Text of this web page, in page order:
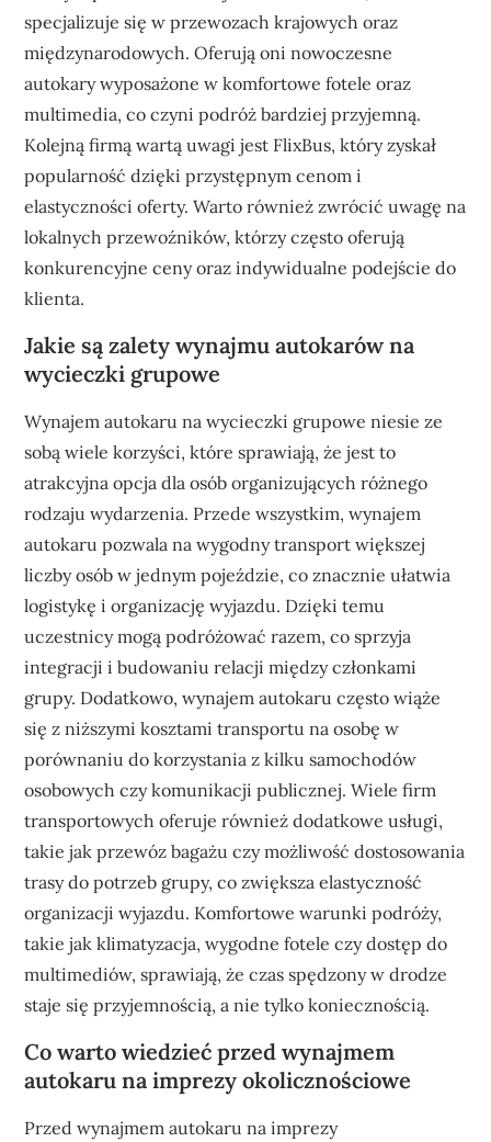
specjalizuje się w przewozach krajowych oraz
międzynarodowych. Oferują oni nowoczesne
autokary wyposażone w komfortowe fotele oraz
multimedia, co czyni podróż bardziej przyjemną.
Kolejną firmą wartą uwagi jest FlixBus, który zyskał
popularność dzięki przystępnym cenom i
elastyczności oferty. Warto również zwrócić uwagę na
lokalnych przewoźników, którzy często oferują
konkurencyjne ceny oraz indywidualne podejście do
klienta.
Jakie są zalety wynajmu autokarów na
wycieczki grupowe
Wynajem autokaru na wycieczki grupowe niesie ze
sobą wiele korzyści, które sprawiają, że jest to
atrakcyjna opcja dla osób organizujących różnego
rodzaju wydarzenia. Przede wszystkim, wynajem
autokaru pozwala na wygodny transport większej
liczby osób w jednym pojeździe, co znacznie ułatwia
logistykę i organizację wyjazdu. Dzięki temu
uczestnicy mogą podróżować razem, co sprzyja
integracji i budowaniu relacji między członkami
grupy. Dodatkowo, wynajem autokaru często wiąże
się z niższymi kosztami transportu na osobę w
porównaniu do korzystania z kilku samochodów
osobowych czy komunikacji publicznej. Wiele firm
transportowych oferuje również dodatkowe usługi,
takie jak przewóz bagażu czy możliwość dostosowania
trasy do potrzeb grupy, co zwiększa elastyczność
organizacji wyjazdu. Komfortowe warunki podróży,
takie jak klimatyzacja, wygodne fotele czy dostęp do
multimediów, sprawiają, że czas spędzony w drodze
staje się przyjemnością, a nie tylko koniecznością.
Co warto wiedzieć przed wynajmem
autokaru na imprezy okolicznościowe
Przed wynajmem autokaru na imprezy